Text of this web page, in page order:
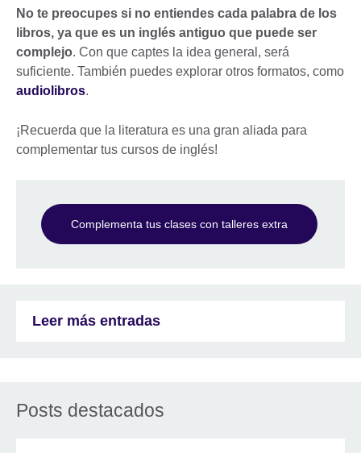
No te preocupes si no entiendes cada palabra de los
libros, ya que es un inglés antiguo que puede ser
complejo. Con que captes la idea general, será
suficiente. También puedes explorar otros formatos, como
audiolibros.
¡Recuerda que la literatura es una gran aliada para
complementar tus cursos de inglés!
Complementa tus clases con talleres extra
Leer más entradas
Posts destacados